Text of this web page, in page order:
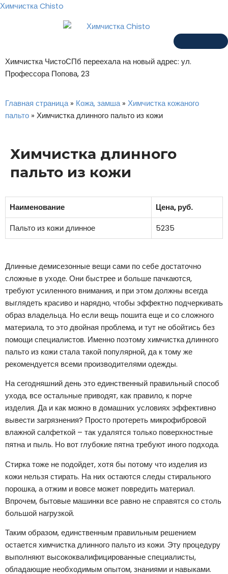
Химчистка Chisto
Химчистка ЧистоСПб переехала на новый адрес: ул.
Профессора Попова, 23
Главная страница» Кожа, замша» Химчистка кожаного
пальто » Химчистка длинного пальто из кожи
Химчистка длинного
пальто из кожи
Наименование Цена, руб.
Пальто из кожи длинное 5235
Длинные демисезонные вещи сами по себе достаточно
сложные в уходе. Они быстрее и больше пачкаются,
требуют усиленного внимания, и при этом должны всегда
выглядеть красиво и нарядно, чтобы эффектно подчеркивать
образ владельца. Но если вещь пошита еще и со сложного
материала, то это двойная проблема, и тут не обойтись без
помощи специалистов. Именно поэтому химчистка длинного
пальто из кожи стала такой популярной, да к тому же
рекомендуется всеми производителями одежды.
На сегодняшний день это единственный правильный способ
ухода, все остальные приводят, как правило, к порче
изделия. Да и как можно в домашних условиях эффективно
вывести загрязнения? Просто протереть микрофибровой
влажной салфеткой – так удалятся только поверхностные
пятна и пыль. Но вот глубокие пятна требуют иного подхода.
Стирка тоже не подойдет, хотя бы потому что изделия из
кожи нельзя стирать. На них остаются следы стирального
порошка, а отжим и вовсе может повредить материал.
Впрочем, бытовые машинки все равно не справятся со столь
большой нагрузкой.
Таким образом, единственным правильным решением
остается химчистка длинного пальто из кожи. Эту процедуру
выполняют высококвалифицированные специалисты,
обладающие необходимым опытом, знаниями и навыками.